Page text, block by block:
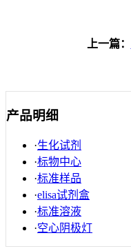
上一篇：
产品明细
·生化试剂
·标物中心
·标准样品
·elisa试剂盒
·标准溶液
·空心阴极灯